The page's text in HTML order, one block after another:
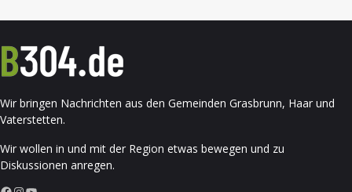
Wir bringen Nachrichten aus den Gemeinden Grasbrunn, Haar und
Vaterstetten.
Wir wollen in und mit der Region etwas bewegen und zu
Diskussionen anregen.